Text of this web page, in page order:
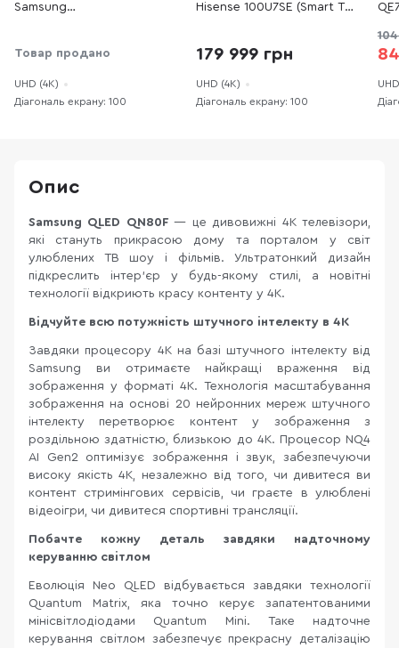
Samsung
Товар продано
UHD (4K)
Діагональ екрану: 100
Hisense 100U7SE (Smart TV,
179 999 грн
UHD (4K)
Діагональ екрану: 100
Опис
Samsung QLED QN80F— це дивовижні 4К телевізори,
які стануть прикрасою дому та порталом у світ
улюблених ТВ шоу і фільмів. Ультратонкий дизайн
підкреслить інтер'єр у будь-якому стилі, а новітні
технології відкриють красу контенту у 4К.
Відчуйте всю потужність штучного інтелекту в 4K
Завдяки процесору 4K на базі штучного інтелекту від
Samsung ви отримаєте найкращі враження від
зображення у форматі 4K. Технологія масштабування
зображення на основі 20 нейронних мереж штучного
інтелекту перетворює контент у зображення з
роздільною здатністю, близькою до 4K. Процесор NQ4
AI Gen2 оптимізує зображення і звук, забезпечуючи
високу якість 4K, незалежно від того, чи дивитеся ви
контент стримінгових сервісів, чи граєте в улюблені
відеоігри, чи дивитеся спортивні трансляції.
Побачте кожну деталь завдяки надточному
керуванню світлом
Еволюція Neo QLED відбувається завдяки технології
Quantum Matrix, яка точно керує запатентованими
мінісвітлодіодами Quantum Mini. Таке надточне
керування світлом забезпечує прекрасну деталізацію